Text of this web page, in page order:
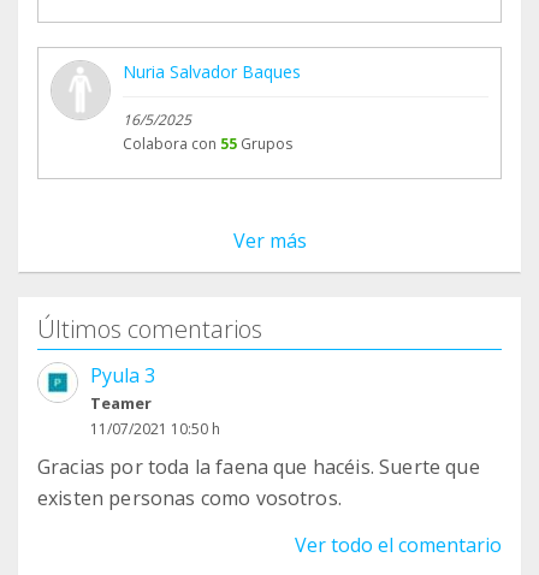
Nuria Salvador Baques
16/5/2025
Colabora con 55 Grupos
Ver más
Últimos comentarios
Pyula 3
Teamer
11/07/2021 10:50 h
Gracias por toda la faena que hacéis. Suerte que
existen personas como vosotros.
Ver todo el comentario